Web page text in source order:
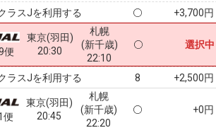
ラスJを利用する +3,700円
便
東京(羽田)
20:30
札幌
(新千歳)
22:10
選択中
ラスJを利用する 8 +2,500円
便
東京(羽田)
20:45
札幌
(新千歳)
22:20
+0円